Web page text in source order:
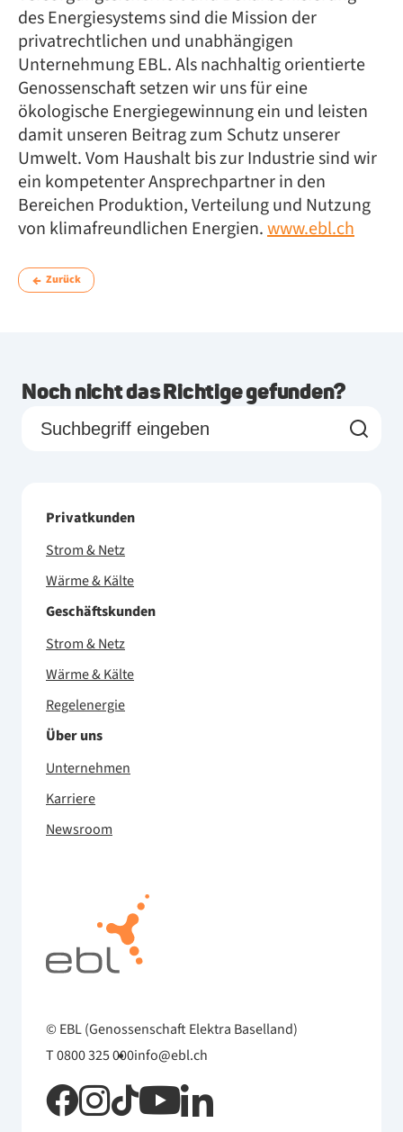
des Energiesystems sind die Mission der
privatrechtlichen und unabhängigen
Unternehmung EBL. Als nachhaltig orientierte
Genossenschaft setzen wir uns für eine
ökologische Energiegewinnung ein und leisten
damit unseren Beitrag zum Schutz unserer
Umwelt. Vom Haushalt bis zur Industrie sind wir
ein kompetenter Ansprechpartner in den
Bereichen Produktion, Verteilung und Nutzung
von klimafreundlichen Energien.www.ebl.ch
Zurück
Noch nicht das Richtige gefunden?
Privatkunden
Strom & Netz
Wärme & Kälte
Geschäftskunden
Strom & Netz
Wärme & Kälte
Regelenergie
Über uns
Unternehmen
Karriere
Newsroom
© EBL (Genossenschaft Elektra Baselland)
T 0800 325 000info@ebl.ch